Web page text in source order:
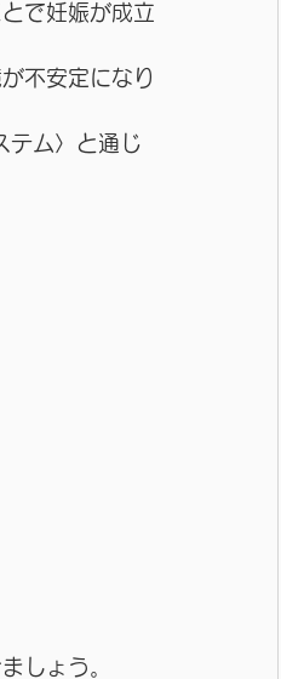
で妊娠が成立
不安定になり
テム〉と通じ
しょう。